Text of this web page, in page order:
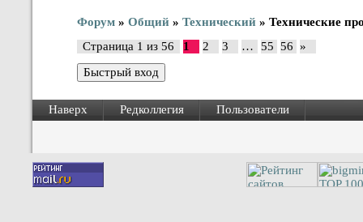
Форум » Общий » Технический » Технические
Страница 1 из 56 1 2 3 … 55 56 »
Наверх Редколлегия Пользователи